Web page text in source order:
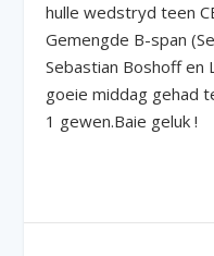
hulle wedstryd teen
Gemengde B-span
Sebastian Boshoff en
goeie middag gehad
1 gewen.Baie geluk !